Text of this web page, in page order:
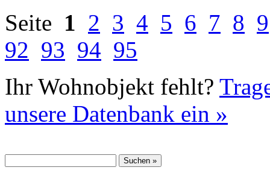
Seite 1 2 3 4 5 6 7 8 9
92 93 94 95
Ihr Wohnobjekt fehlt?
unsere Datenbank ein »